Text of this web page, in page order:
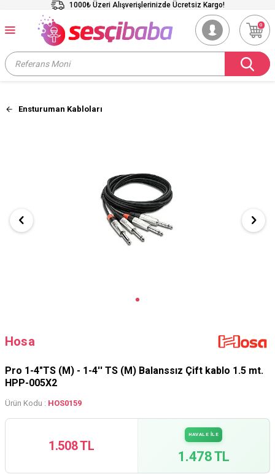
1000₺ Üzeri Alışverişlerinizde Ücretsiz Kargo!
0
Ensturuman Kabloları
Hosa
Pro 1-4"TS (M) - 1-4'' TS (M) Balanssız Çift kablo 1.5 mt.
HPP-005X2
Ürün Kodu : HOS0159
1.508 TL
HAVALE İLE
1.478 TL